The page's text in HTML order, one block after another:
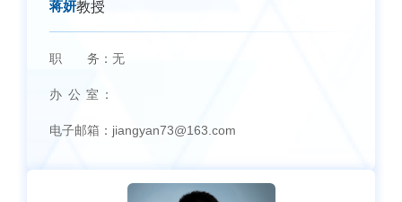
蒋妍教授
职 务： 无
办 公 室：
电子邮箱： jiangyan73@163.com